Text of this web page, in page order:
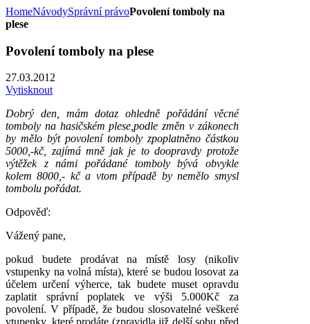
HomeNávodySprávní právoPovolení tomboly na
plese
Povolení tomboly na plese
27.03.2012
Vytisknout
Dobrý den, mám dotaz ohledně pořádání věcné
tomboly na hasičském plese,podle změn v zákonech
by mělo být povolení tomboly zpoplatněno částkou
5000,-kč, zajímá mně jak je to doopravdy protože
výtěžek z námi pořádané tomboly bývá obvykle
kolem 8000,- kč a vtom případě by nemělo smysl
tombolu pořádat.
Odpověď:
Vážený pane,
pokud budete prodávat na místě losy (nikoliv
vstupenky na volná místa), které se budou losovat za
účelem určení výherce, tak budete muset opravdu
zaplatit správní poplatek ve výši 5.000Kč za
povolení. V případě, že budou slosovatelné veškeré